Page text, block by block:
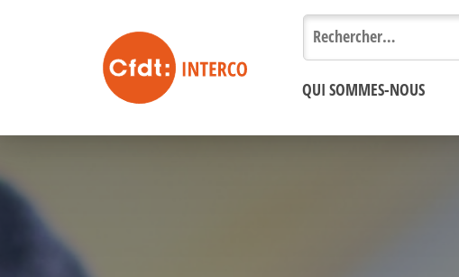
Rechercher :
QUI SOMMES-NOUS